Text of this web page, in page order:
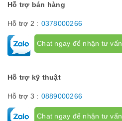
Hỗ trợ bán hàng
Hỗ trợ 2 : 0378000266
Chat ngay để nhận tư vấn
Hỗ trợ kỹ thuật
Hỗ trợ 3 : 0889000266
Chat ngay để nhận tư vấn